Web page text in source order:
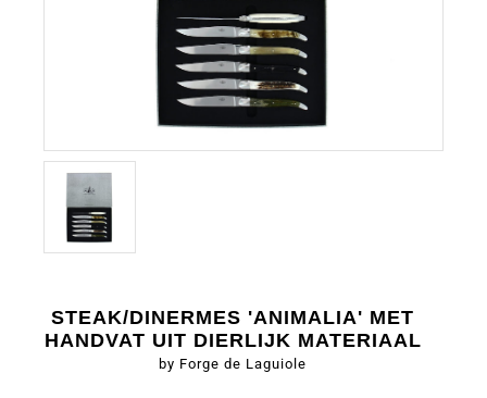
STEAK/DINERMES 'ANIMALIA' MET
HANDVAT UIT DIERLIJK MATERIAAL
by Forge de Laguiole